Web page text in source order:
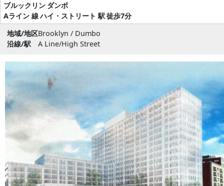
ブルックリン ダンボ
Aライン 線ハイ・ストリート 駅徒歩7分
地域/地区Brooklyn / Dumbo
沿線/駅
A Line/High Street